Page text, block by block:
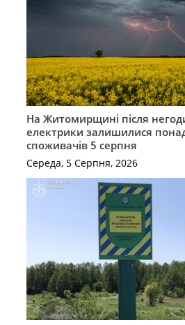
На Житомирщині після
електрики залишилися
споживачів 5 серпня
Середа, 5 Серпня, 2026